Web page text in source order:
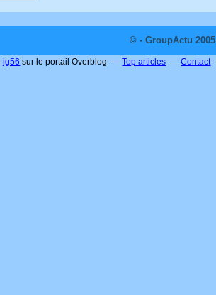
© - GroupActu
jg56 sur le portail Overblog Top articles Contact